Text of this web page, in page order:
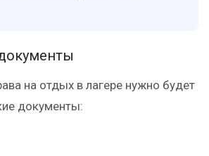
на отдых в лагере нужно будет
документы: